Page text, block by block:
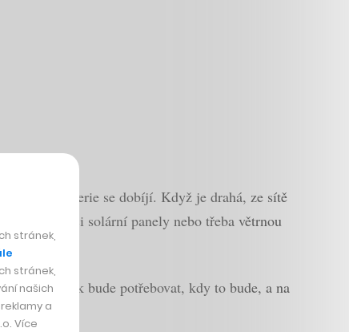
levná, baterie se dobíjí. Když je drahá, ze sítě
k dispozici solární panely nebo třeba větrnou
zákazník bude potřebovat, kdy to bude, a na
stránek,
stránek,
našich
a
Více